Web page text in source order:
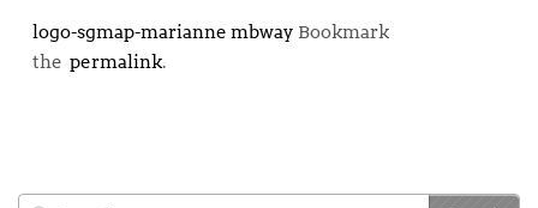
logo-sgmap-marianne mbway Bookmark
the permalink.